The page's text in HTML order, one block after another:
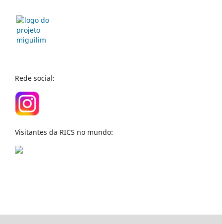
Rede social:
Visitantes da RICS no mundo: